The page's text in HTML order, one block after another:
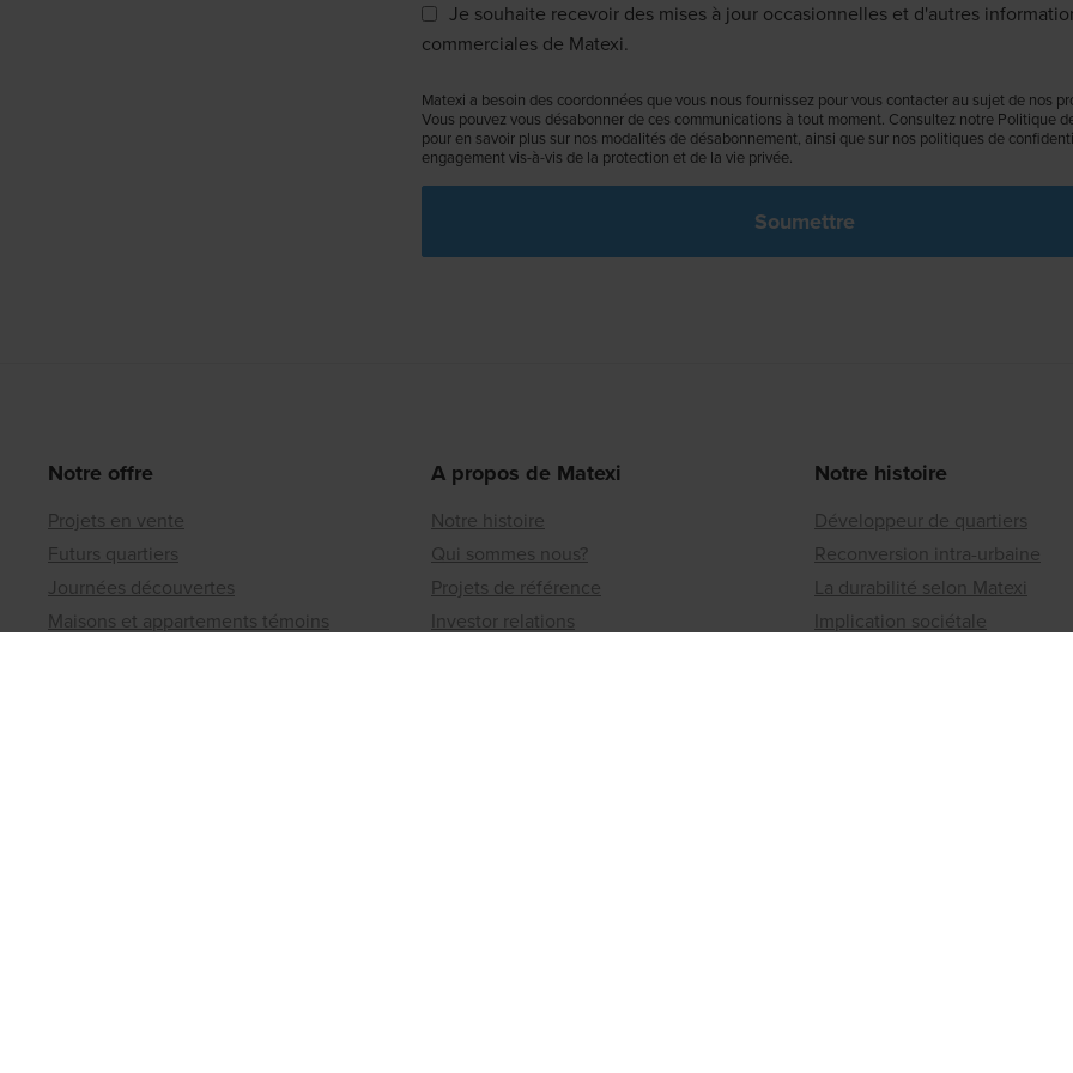
Je souhaite recevoir des mises à jour occasionnelles et d'autres
commerciales de Matexi.
Matexi a besoin des coordonnées que vous nous fournissez pour vous contacter au sujet de nos
Vous pouvez vous désabonner de ces communications à tout moment. Consultez notre Politique
pour en savoir plus sur nos modalités de désabonnement, ainsi que sur nos politiques de
engagement vis-à-vis de la protection et de la vie privée.
Notre offre
Projets en vente
Futurs quartiers
Journées découvertes
Maisons et appartements témoins
A propos de Matexi
Notre histoire
Qui sommes nous?
Projets de référence
Investor relations
Notre histoire
Développeur de quartiers
Reconversion intra-urbaine
La durabilité selon Matexi
Implication sociétale